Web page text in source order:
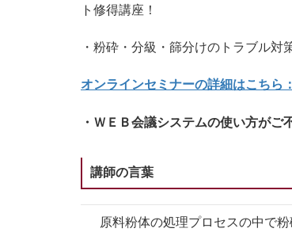
ト修得講座！
・粉砕・分級・篩分けのトラブル
オンラインセミナーの詳細はこちら：
・ＷＥＢ会議システムの使い方が
講師の言葉
原料粉体の処理プロセスの中で